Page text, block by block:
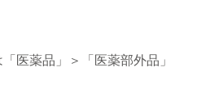
医薬品」＞「医薬部外品」